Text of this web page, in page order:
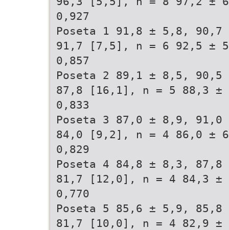
0,927
Poseta 1 91,8 ± 5,8,
91,7 [7,5], n = 6 92,5 ±
0,857
Poseta 2 89,1 ± 8,5,
87,8 [16,1], n = 5 88,3
0,833
Poseta 3 87,0 ± 8,9,
84,0 [9,2], n = 4 86,0 ±
0,829
Poseta 4 84,8 ± 8,3,
81,7 [12,0], n = 4 84,3
0,770
Poseta 5 85,6 ± 5,9,
81,7 [10,0], n = 4 82,9